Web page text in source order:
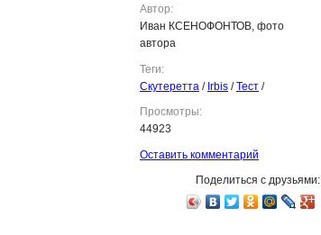
Автор:
Иван КСЕНОФОНТОВ, фото
автора
Теги:
Скутеретта / Irbis /Тест /
Просмотры:
44923
Оставить комментарий
Поделиться с друзьями: